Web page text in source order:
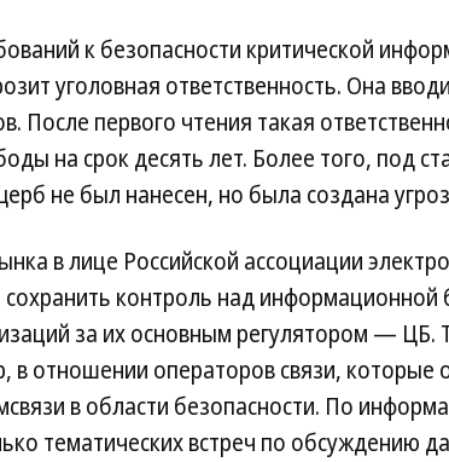
к безопасности критической
уголовная ответственность. Она
После первого чтения такая
на срок десять лет. Более того, под
не был нанесен, но была создана
в лице Российской ассоциации
контроль над информационной
за их основным регулятором — ЦБ.
в отношении операторов связи, которые
в области безопасности. По
тематических встреч по обсуждению